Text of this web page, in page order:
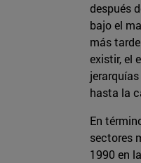
después
bajo el
más
existir, el
hasta la
En
sectores
1990 en